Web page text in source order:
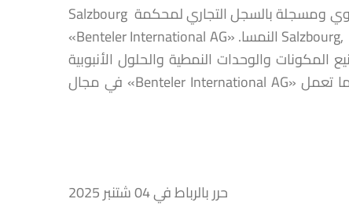
«Benteler International AG» هي شركة أسست بموجب القانون النمساوي ومسجلة بالسجل التجاري لمحكمة Salzbourg
تحت رقم FN 319670 d ، يقع مقرها الرئيسي بـ Salzbourg, Schillerstrasse 25-27 النمسا. «Benteler International AG»
والوحدات النمطية والحلول الأنبوبية
عالية التقنية للأسواق النهائية لقطاعات السيارات والطاقة والصناعة. كما تعمل «Benteler International AG» في مجال
حرر بالرباط في 04 شتنبر 2025